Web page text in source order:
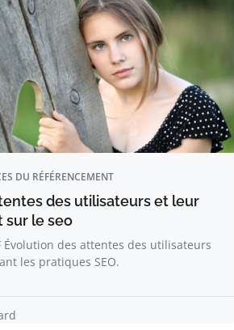
DU RÉFÉRENCEMENT
des utilisateurs et leur
sur le seo
Évolution des attentes des utilisateurs
les pratiques SEO.